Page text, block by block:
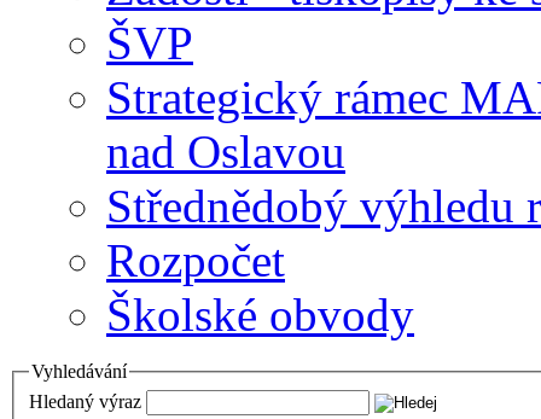
ŠVP
Strategický rámec
nad Oslavou
Střednědobý výhledu
Rozpočet
Školské obvody
Vyhledávání
Hledaný výraz